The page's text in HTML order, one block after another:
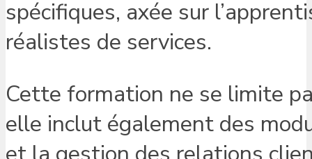
spécifiques, axée sur
réalistes de services.
Cette formation ne se limite
elle inclut également des